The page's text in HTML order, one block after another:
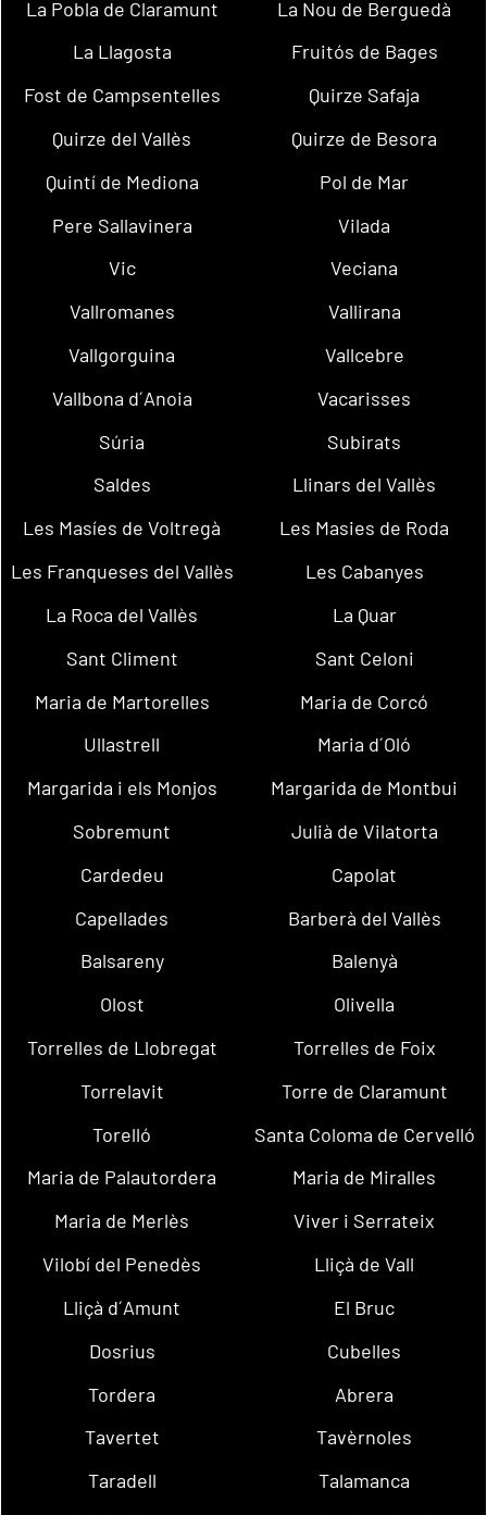
La Pobla de Claramunt
La Nou de Berguedà
La Llagosta
Fruitós de Bages
Fost de Campsentelles
Quirze Safaja
Quirze del Vallès
Quirze de Besora
Quintí de Mediona
Pol de Mar
Pere Sallavinera
Vilada
Vic
Veciana
Vallromanes
Vallirana
Vallgorguina
Vallcebre
Vallbona d´Anoia
Vacarisses
Súria
Subirats
Saldes
Llinars del Vallès
Les Masíes de Voltregà
Les Masies de Roda
Les Franqueses del Vallès
Les Cabanyes
La Roca del Vallès
La Quar
Sant Climent
Sant Celoni
Maria de Martorelles
Maria de Corcó
Ullastrell
Maria d´Oló
Margarida i els Monjos
Margarida de Montbui
Sobremunt
Julià de Vilatorta
Cardedeu
Capolat
Capellades
Barberà del Vallès
Balsareny
Balenyà
Olost
Olivella
Torrelles de Llobregat
Torrelles de Foix
Torrelavit
Torre de Claramunt
Torelló
Santa Coloma de Cervelló
Maria de Palautordera
Maria de Miralles
Maria de Merlès
Viver i Serrateix
Vilobí del Penedès
Lliçà de Vall
Lliçà d´Amunt
El Bruc
Dosrius
Cubelles
Tordera
Abrera
Tavertet
Tavèrnoles
Taradell
Talamanca